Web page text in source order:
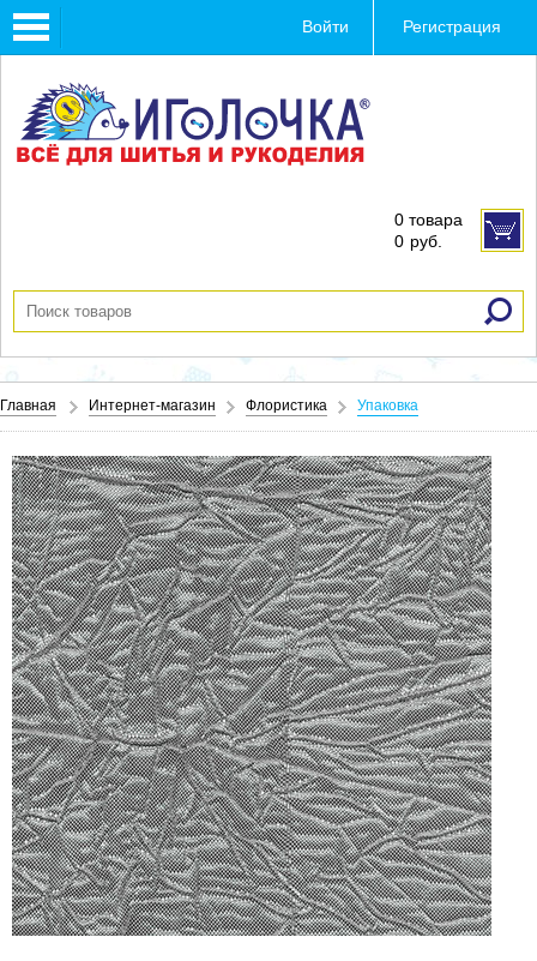
Toggle
navigation
Войти Регистрация
0 товара
0 руб.
Главная Интернет-магазин Флористика Упаковка